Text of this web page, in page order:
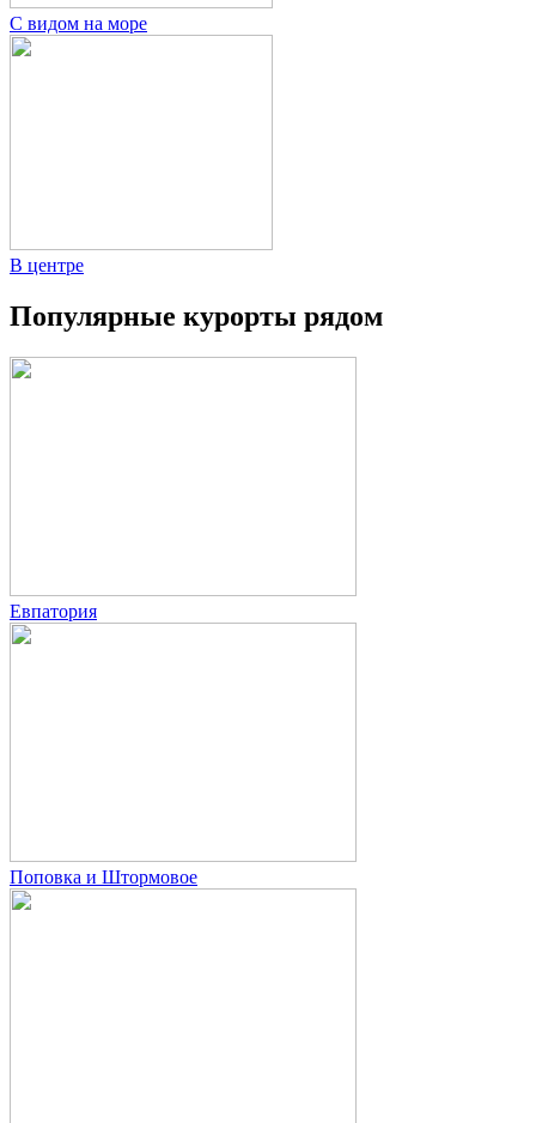
С видом на море
В центре
Популярные курорты рядом
Евпатория
Поповка и Штормовое